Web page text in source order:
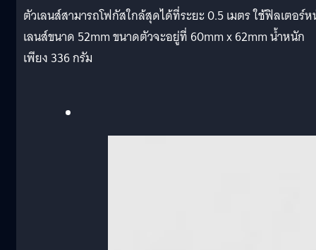
ตัวเลนส์สามารถโฟกัสใกล้สุดได้ที่ระยะ 0.5 เมตร ใช้ฟิลเตอร์
เลนส์ขนาด 52mm ขนาดตัวจะอยู่ที่ 60mm x 62mm น้ำหนัก
เพียง 336 กรัม